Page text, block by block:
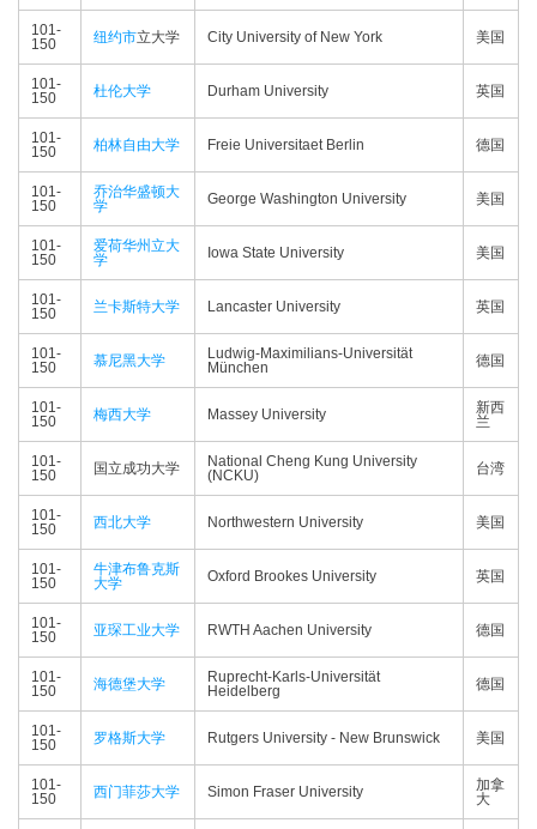
101-
150
纽约市立大学 City University of New York 美国
101-
150
杜伦大学 Durham University 英国
101-
150
柏林自由大学 Freie Universitaet Berlin 德国
101-
150
乔治华盛顿大
学
George Washington University 美国
101-
150
爱荷华州立大
学
Iowa State University 美国
101-
150
兰卡斯特大学 Lancaster University 英国
101-
150
慕尼黑大学
Ludwig-Maximilians-Universität
München
德国
101-
150
梅西大学 Massey University
新西
兰
101-
150
国立成功大学
National Cheng Kung University
(NCKU)
台湾
101-
150
西北大学 Northwestern University 美国
101-
150
牛津布鲁克斯
大学
Oxford Brookes University 英国
101-
150
亚琛工业大学 RWTH Aachen University 德国
101-
150
海德堡大学
Ruprecht-Karls-Universität
Heidelberg
德国
101-
150
罗格斯大学 Rutgers University - New Brunswick 美国
101-
150
西门菲莎大学 Simon Fraser University
加拿
大